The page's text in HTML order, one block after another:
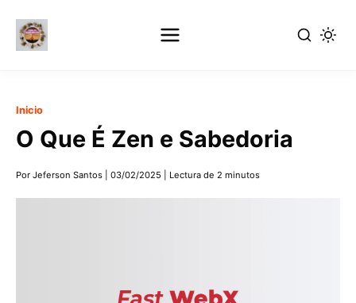
contenido
principal
Inicio
O Que É Zen e Sabedoria
Por Jeferson Santos 03/02/2025 Lectura de 2 minutos